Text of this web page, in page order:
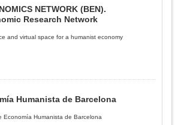
NETWORK (BEN).
Research Network
and virtual space for a humanist economy
Humanista de Barcelona
Economía Humanista de Barcelona